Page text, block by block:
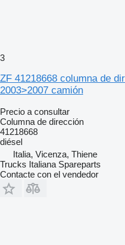
3
ZF 41218668 columna de
2003>2007 camión
Precio a consultar
Columna de dirección
41218668
diésel
Italia, Vicenza, Thiene
Trucks Italiana Spareparts
Contacte con el vendedor